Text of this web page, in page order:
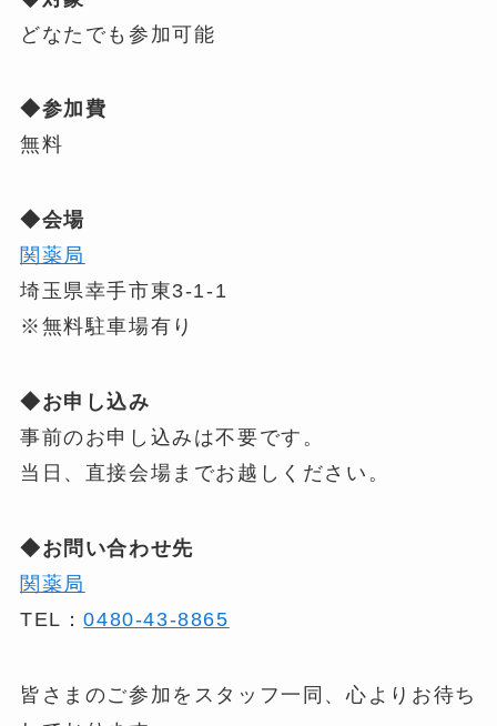
どなたでも参加可能
◆参加費
無料
◆会場
関薬局
埼玉県幸手市東3-1-1
※無料駐車場有り
◆お申し込み
事前のお申し込みは不要です。
当日、直接会場までお越しください。
◆お問い合わせ先
関薬局
TEL：0480-43-8865
皆さまのご参加をスタッフ一同、心よりお待ち